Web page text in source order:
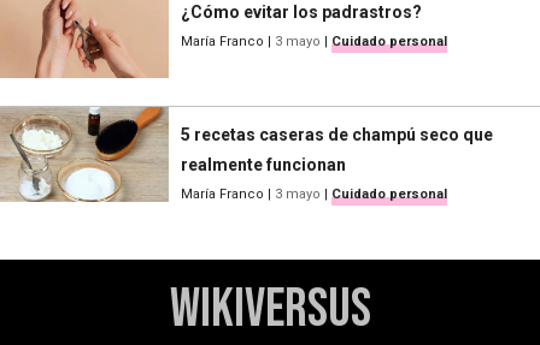
¿Cómo evitar los padrastros?
María Franco | 3 mayo | Cuidado personal
5 recetas caseras de champú seco que
realmente funcionan
María Franco 3 mayo Cuidado personal
WikiVersus